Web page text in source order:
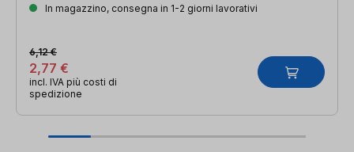
In magazzino, consegna in 1-2 giorni lavorativi
2,77 €
6,12 €
incl. IVA più costi di
spedizione